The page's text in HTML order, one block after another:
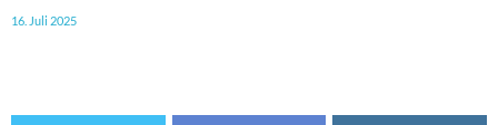
16. Juli 2025